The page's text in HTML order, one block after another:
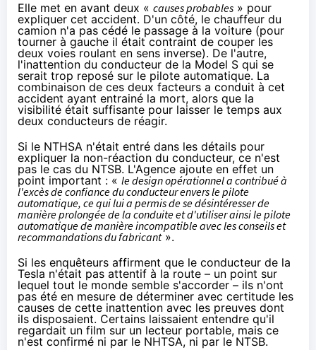
Elle met en avant deux « causes probables » pour
expliquer cet accident. D'un côté, le chauffeur du
camion n'a pas cédé le passage à la voiture (pour
tourner à gauche il était contraint de couper les
deux voies roulant en sens inverse). De l'autre,
l'inattention du conducteur de la Model S qui se
serait trop reposé sur le pilote automatique. La
combinaison de ces deux facteurs a conduit à cet
accident ayant entrainé la mort, alors que la
visibilité était suffisante pour laisser le temps aux
deux conducteurs de réagir.
Si le NTHSA n'était entré dans les détails pour
expliquer la non-réaction du conducteur, ce n'est
pas le cas du NTSB. L'Agence ajoute en effet un
point important : « le design opérationnel a contribué à
l'excès de confiance du conducteur envers le pilote
automatique, ce qui lui a permis de se désintéresser de
manière prolongée de la conduite et d'utiliser ainsi le pilote
automatique de manière incompatible avec les conseils et
recommandations du fabricant».
Si les enquêteurs affirment que le conducteur de la
Tesla n'était pas attentif à la route – un point sur
lequel tout le monde semble s'accorder – ils n'ont
pas été en mesure de déterminer avec certitude les
causes de cette inattention avec les preuves dont
ils disposaient. Certains laissaient entendre qu'il
regardait un film sur un lecteur portable, mais ce
n'est confirmé ni par le NHTSA, ni par le NTSB.